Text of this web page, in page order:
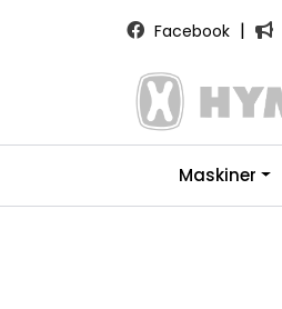
Facebook |
Maskiner